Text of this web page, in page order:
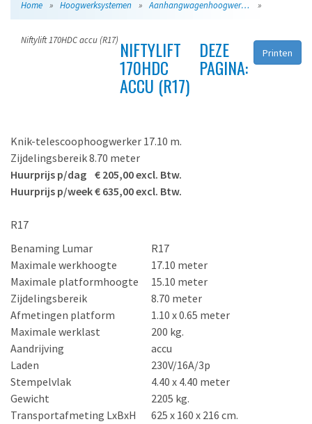
Home » Hoogwerksystemen » Aanhangwagenhoogwerkers »
Niftylift 170HDC accu (R17) NIFTYLIFT
170HDC
ACCU (R17)
DEZE
PAGINA:
Printen
Knik-telescoophoogwerker 17.10 m.
Zijdelingsbereik 8.70 meter
Huurprijs p/dag € 205,00 excl. Btw.
Huurprijs p/week € 635,00 excl. Btw.
R17
Benaming Lumar
Maximale werkhoogte
R17
17.10 meter
Maximale platformhoogte
15.10 meter
Zijdelingsbereik
8.70 meter
Afmetingen platform
1.10 x 0.65 meter
Maximale werklast
200 kg.
Aandrijving
Laden
accu
230V/16A/3p
Stempelvlak
4.40 x 4.40 meter
Gewicht
2205 kg.
Transportafmeting LxBxH 625 x 160 x 216 cm.